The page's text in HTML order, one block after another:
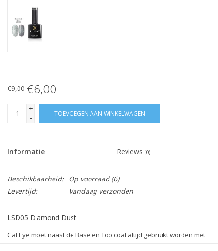
€9,00 €6,00
+
-
TOEVOEGEN AAN WINKELWAGEN
Informatie Reviews (0)
Beschikbaarheid: Op voorraad(6)
Levertijd:
Vandaag verzonden
LSD05 Diamond Dust
Cat Eye moet naast de Base en Top coat altijd gebruikt worden met